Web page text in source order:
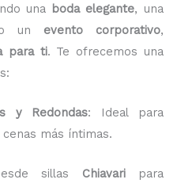
una boda elegante, una
un evento corporativo,
para ti. Te ofrecemos una
y Redondas: Ideal para
más íntimas.
sillas Chiavaripara